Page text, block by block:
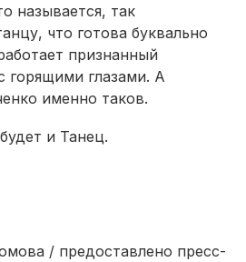
называется, так
что готова буквально
признанный
горящими глазами. А
именно таков.
и Танец.
/ предоставлено пресс-